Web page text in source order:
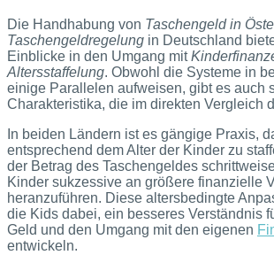
Die Handhabung von Taschengeld in
Taschengeldregelung in Deutschland
Einblicke in den Umgang mit
Altersstaffelung. Obwohl die Systeme in
einige Parallelen aufweisen, gibt es auch
Charakteristika, die im direkten Vergleich
In beiden Ländern ist es gängige Praxis,
entsprechend dem Alter der Kinder zu
der Betrag des Taschengeldes
Kinder sukzessive an größere finanzielle
heranzuführen. Diese altersbedingte
die Kids dabei, ein besseres Verständnis
Geld und den Umgang mit den eigenen
entwickeln.